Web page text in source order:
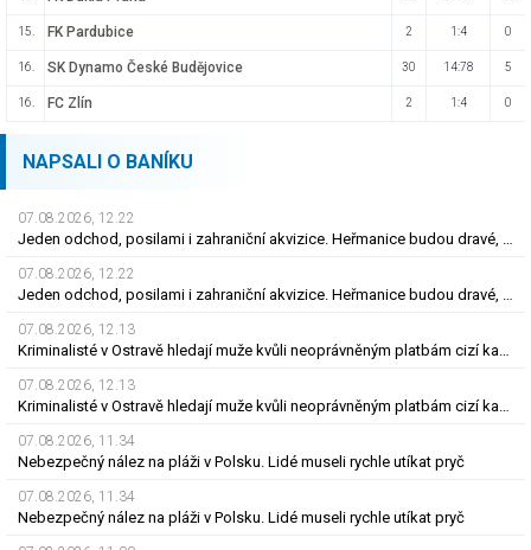
15. FK Pardubice 2 1:4 0
16. SK Dynamo České Budějovice 30 14:78 5
16. FC Zlín 2 1:4 0
NAPSALI O BANÍKU
07.08.2026, 12.22
Jeden odchod, posilami i zahraniční akvizice. Heřmanice budou dravé, věří Mlčoch
07.08.2026, 12.22
Jeden odchod, posilami i zahraniční akvizice. Heřmanice budou dravé, věří Mlčoch
07.08.2026, 12.13
Kriminalisté v Ostravě hledají muže kvůli neoprávněným platbám cizí kartou
07.08.2026, 12.13
Kriminalisté v Ostravě hledají muže kvůli neoprávněným platbám cizí kartou
07.08.2026, 11.34
Nebezpečný nález na pláži v Polsku. Lidé museli rychle utíkat pryč
07.08.2026, 11.34
Nebezpečný nález na pláži v Polsku. Lidé museli rychle utíkat pryč